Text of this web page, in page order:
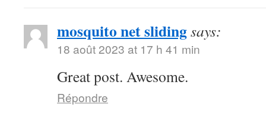
mosquito net slidingsays:
18 août 2023 at 17 h 41 min
Great post. Awesome.
Répondre